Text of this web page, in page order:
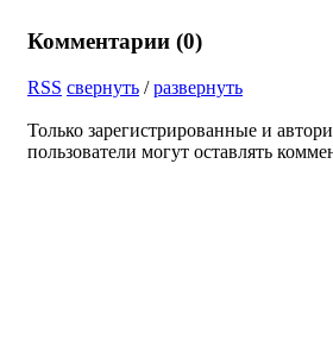
Комментарии (0)
RSS свернуть /развернуть
Только зарегистрированные и
пользователи могут оставлять